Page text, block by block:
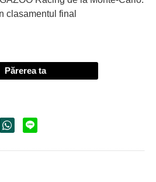
clasamentul final
Părerea ta